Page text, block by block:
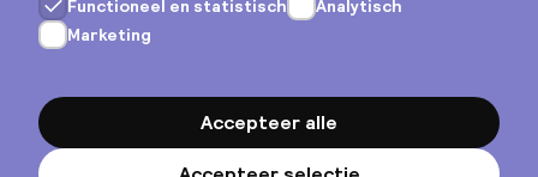
Algemene voorwaarden